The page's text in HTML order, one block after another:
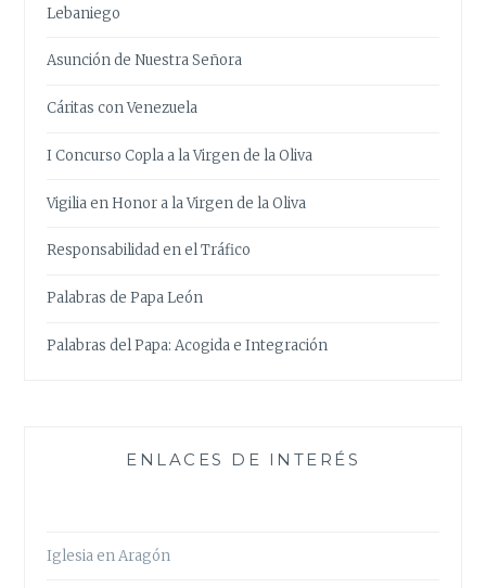
Lebaniego
Asunción de Nuestra Señora
Cáritas con Venezuela
I Concurso Copla a la Virgen de la Oliva
Vigilia en Honor a la Virgen de la Oliva
Responsabilidad en el Tráfico
Palabras de Papa León
Palabras del Papa: Acogida e Integración
ENLACES DE INTERÉS
Iglesia en Aragón